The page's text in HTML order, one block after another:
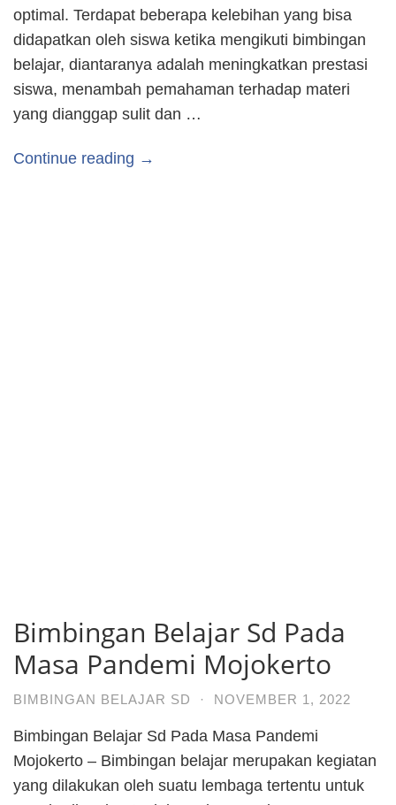
optimal. Terdapat beberapa kelebihan yang bisa
didapatkan oleh siswa ketika mengikuti bimbingan
belajar, diantaranya adalah meningkatkan prestasi
siswa, menambah pemahaman terhadap materi
yang dianggap sulit dan …
Continue reading →
Bimbingan Belajar Sd Pada
Masa Pandemi Mojokerto
BIMBINGAN BELAJAR SD · NOVEMBER 1, 2022
Bimbingan Belajar Sd Pada Masa Pandemi
Mojokerto – Bimbingan belajar merupakan kegiatan
yang dilakukan oleh suatu lembaga tertentu untuk